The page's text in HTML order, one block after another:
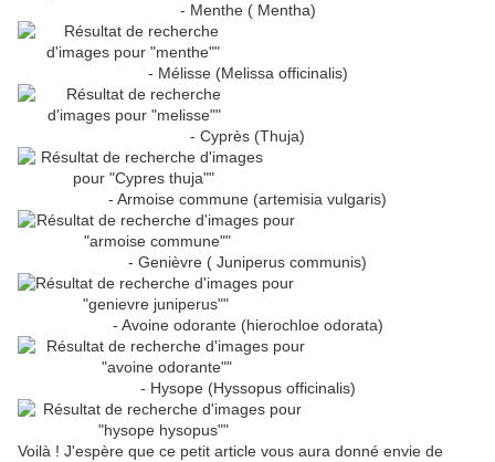
- Menthe ( Mentha)
- Mélisse (Melissa officinalis)
- Cyprès (Thuja)
- Armoise commune (artemisia vulgaris)
- Genièvre ( Juniperus communis)
- Avoine odorante (hierochloe odorata)
- Hysope (Hyssopus officinalis)
Voilà ! J'espère que ce petit article vous aura donné envie de